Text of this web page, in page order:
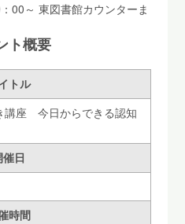
00～ 東図書館カウンターま
ト概要
トル
講座 今日からできる認知
催日
時間